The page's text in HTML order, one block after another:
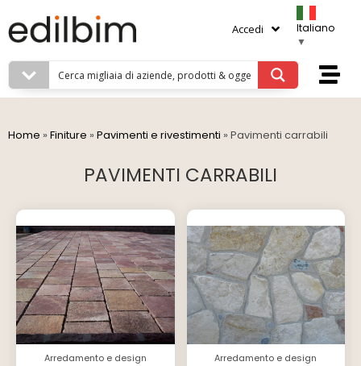
Accedi
Italiano
▼
Home » Finiture » Pavimenti e rivestimenti » Pavimenti carrabili
PAVIMENTI CARRABILI
Arredamento e design Arredamento e design